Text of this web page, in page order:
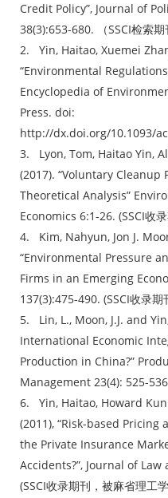
Credit Policy”, Journal of
38(3):653-680. （SSCI检索期
2. Yin, Haitao, Xuemei
“Environmental
Encyclopedia of
Press. doi:
http://dx.doi.org/10.1093/
3. Lyon, Tom, Haitao Yin,
(2017). “Voluntary
Theoretical Analysis”
Economics 6:1-26. (SSCI收
4. Kim, Nahyun, Jon J.
“Environmental Pressure
Firms in an Emerging
137(3):475-490. (SSCI收录期
5. Lin, L., Moon, J.J. and
International Economic
Production in China?”
Management 23(4): 525-
6. Yin, Haitao, Howard
(2011), “Risk-based Pricing
the Private Insurance
Accidents?”, Journal of
(SSCI收录期刊，被麻省理工